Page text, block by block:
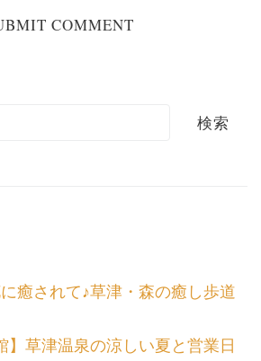
検索
癒されて♪草津・森の癒し歩道
】草津温泉の涼しい夏と営業日